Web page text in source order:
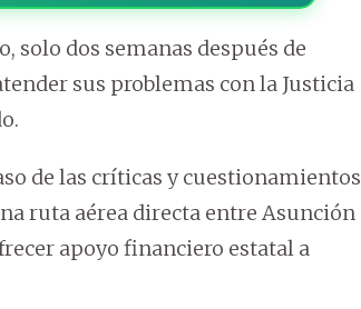
solo dos semanas después de
sus problemas con la Justicia
de las críticas y cuestionamientos
ruta aérea directa entre Asunción
apoyo financiero estatal a